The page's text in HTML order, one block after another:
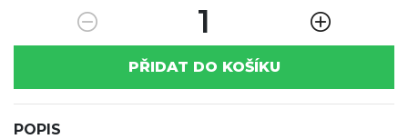
1
PŘIDAT DO KOŠÍKU
POPIS